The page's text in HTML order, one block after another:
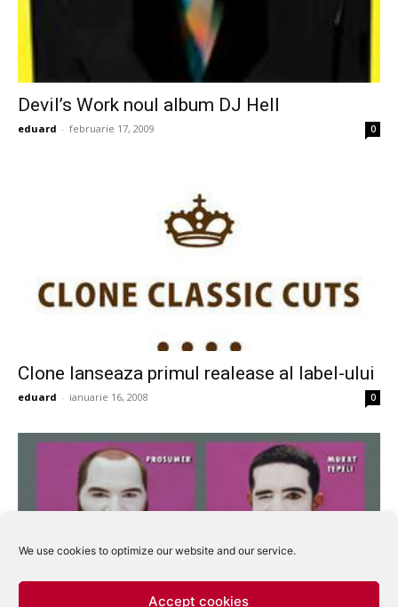
We use cookies to optimize our website and our service.
Accept cookies
Devil’s Work noul album DJ Hell
eduard - februarie 17, 2009 0
Clone lanseaza primul realease al label-ului
eduard - ianuarie 16, 2008 0